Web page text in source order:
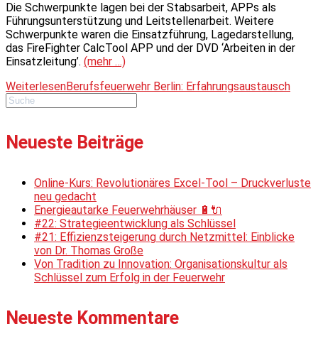
Die Schwerpunkte lagen bei der Stabsarbeit, APPs als
Führungsunterstützung und Leitstellenarbeit. Weitere
Schwerpunkte waren die Einsatzführung, Lagedarstellung,
das FireFighter CalcTool APP und der DVD ‘Arbeiten in der
Einsatzleitung’. (mehr …)
WeiterlesenBerufsfeuerwehr Berlin: Erfahrungsaustausch
Neueste Beiträge
Online-Kurs: Revolutionäres Excel-Tool – Druckverluste
neu gedacht
Energieautarke Feuerwehrhäuser 🔋🔌
#22: Strategieentwicklung als Schlüssel
#21: Effizienzsteigerung durch Netzmittel: Einblicke
von Dr. Thomas Große
Von Tradition zu Innovation: Organisationskultur als
Schlüssel zum Erfolg in der Feuerwehr
Neueste Kommentare